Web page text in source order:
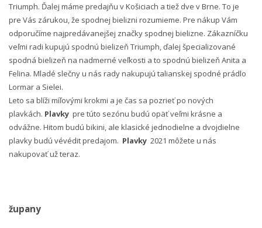
Triumph. Ďalej máme predajňu v Košiciach a tiež dve v Brne. To je
pre Vás zárukou, že spodnej bielizni rozumieme. Pre nákup Vám
odporučíme najpredávanejšej značky spodnej bielizne. Zákazníčku
veľmi radi kupujú spodnú bielizeň Triumph, ďalej špecializované
spodná bielizeň na nadmerné veľkosti a to spodnú bielizeň Anita a
Felina. Mladé slečny u nás rady nakupujú talianskej spodné prádlo
Lormar a Sielei.
Leto sa blíži míľovými krokmi a je čas sa pozrieť po nových
plavkách. Plavky pre túto sezónu budú opäť veľmi krásne a
odvážne. Hitom budú bikini, ale klasické jednodielne a dvojdielne
plavky budú vévédit predajom. Plavky 2021 môžete u nás
nakupovať už teraz.
župany